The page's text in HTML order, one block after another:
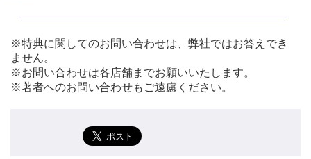
※特典に関してのお問い合わせは、弊社ではお答えでき
ません。
※お問い合わせは各店舗までお願いいたします。
※著者へのお問い合わせもご遠慮ください。